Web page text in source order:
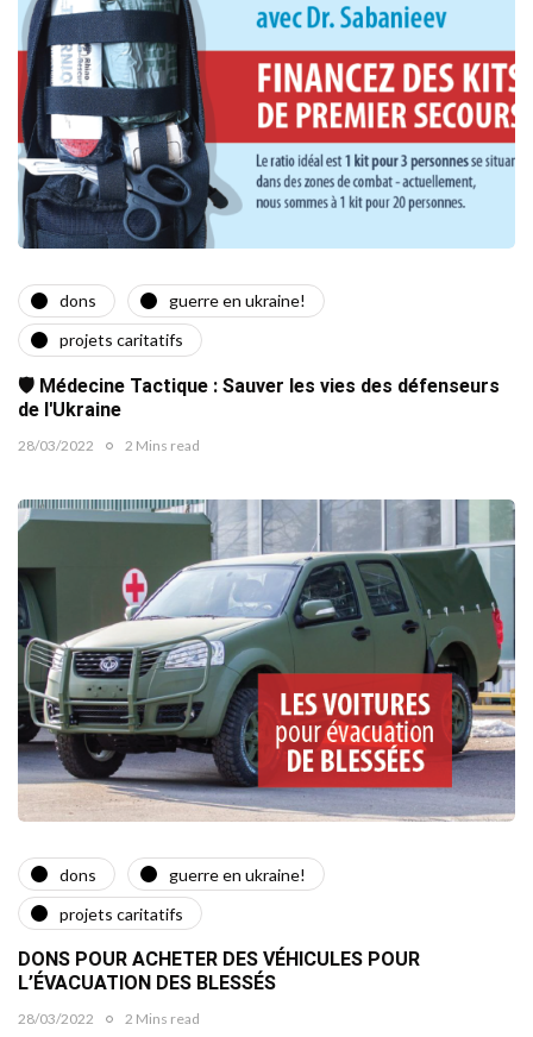
dons
guerre en ukraine!
projets caritatifs
🛡️ Médecine Tactique : Sauver les vies des défenseurs
de l'Ukraine
28/03/2022 2 Mins read
dons
guerre en ukraine!
projets caritatifs
DONS POUR ACHETER DES VÉHICULES POUR
L’ÉVACUATION DES BLESSÉS
28/03/2022 2 Mins read